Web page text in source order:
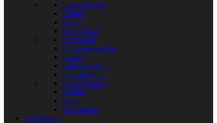
Lange Hosen
Schuhe
Shirts
Wintersport
Bademode
Funktionswäsche
Jacken
Kurze Hosen
Langarmshirts
Lange Hosen
Schuhe
Shirts
Wintersport
Ausrüstung